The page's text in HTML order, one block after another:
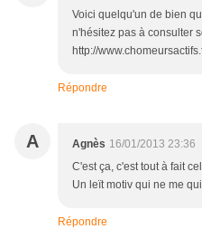
Voici quelqu'un de bien
n'hésitez pas à consulter
http://
Répondre
A Agnès 16/01/2013 23:36
C'est ça, c'est tout à fait
Un leït motiv qui ne me
Répondre